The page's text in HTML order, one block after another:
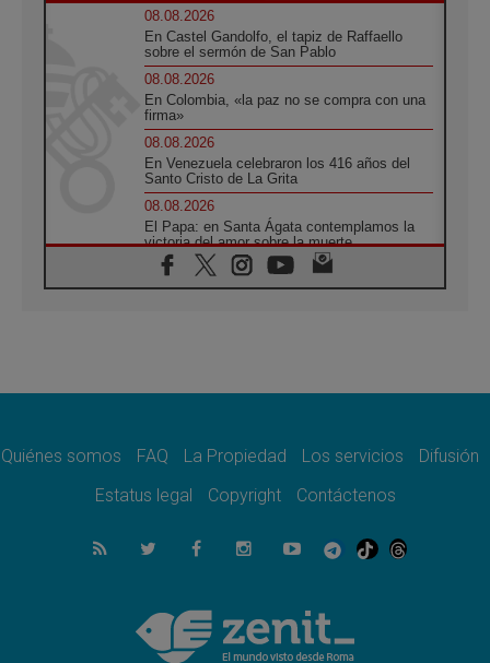
08.08.2026
En Castel Gandolfo, el tapiz de Raffaello
sobre el sermón de San Pablo
08.08.2026
En Colombia, «la paz no se compra con una
firma»
08.08.2026
En Venezuela celebraron los 416 años del
Santo Cristo de La Grita
08.08.2026
El Papa: en Santa Ágata contemplamos la
victoria del amor sobre la muerte
08.08.2026
León XIV visitará el Santuario de la Madre
07.08.2026
07.08.2026
el compromiso del cristiano"
La matanza de niños en Gaza no cesa: 300
muertos en 300 días
Tagle: La guerra desfigura el mundo, solo la
revelación de Dios lo transfigura
Quiénes somos FAQ La Propiedad Los servicios
Difusión
Estatus legal
Copyright Contáctenos